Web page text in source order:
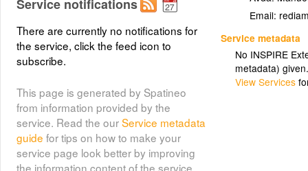
Email:
Service metadata
No INSPIRE
metadata)
View Services
Datos Espaciales de Andalucía,
siguiendo las directrices del
Sistema Cartográfico de Andalucía.
Andújar (villa_del_rio_andujar)
Zonas inundadas Villa del Río -
Andújar
Service notifications
There are currently no notifications for
the service, click the feed icon to
subscribe.
This page is generated by Spatineo
from information provided by the
service. Read the ourService metadata
guide for tips on how to make your
service page look better by improving
the information content of the service